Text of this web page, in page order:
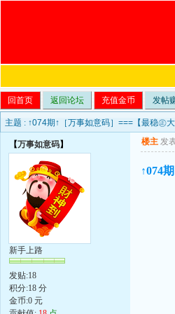
回首页 返回论坛 充值金币 发帖
主题 : ↑074期↑［万事如意码］===【最稳㊣
【万事如意码】
新手上路
发贴:18
积分:18 分
金币:0 元
楼主 发
↑074